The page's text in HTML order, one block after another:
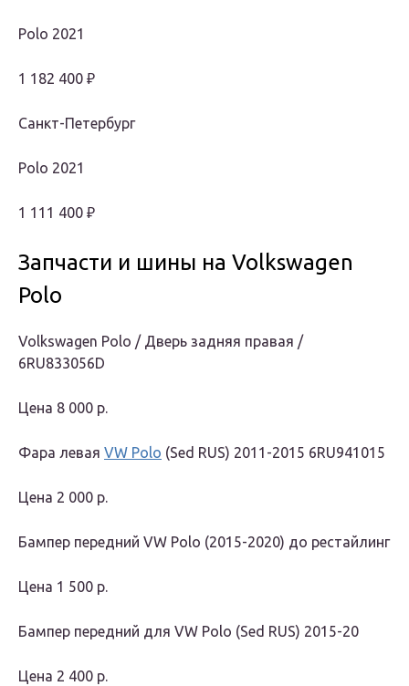
Polo 2021
1 182 400 ₽
Санкт-Петербург
Polo 2021
1 111 400 ₽
Запчасти и шины на Volkswagen
Polo
Volkswagen Polo / Дверь задняя правая /
6RU833056D
Цена 8 000 р.
Фара левая VW Polo (Sed RUS) 2011-2015 6RU941015
Цена 2 000 р.
Бампер передний VW Polo (2015-2020) до рестайлинг
Цена 1 500 р.
Бампер передний для VW Polo (Sed RUS) 2015-20
Цена 2 400 р.